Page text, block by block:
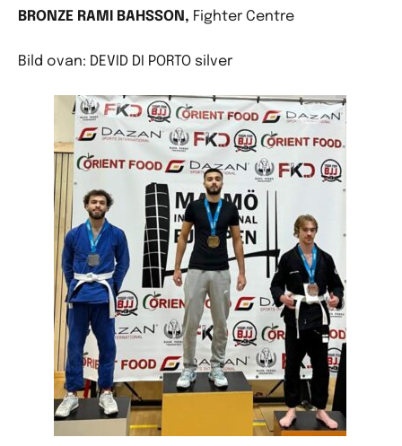
BRONZE RAMI BAHSSON, Fighter Centre
Bild ovan: DEVID DI PORTO silver